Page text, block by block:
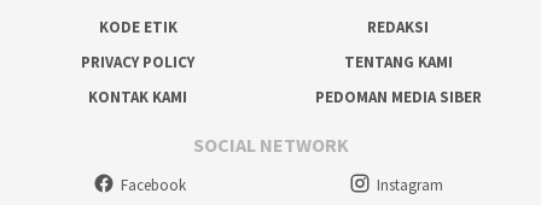
KODE ETIK
REDAKSI
PRIVACY POLICY
TENTANG KAMI
KONTAK KAMI
PEDOMAN MEDIA SIBER
SOCIAL NETWORK
Facebook Instagram